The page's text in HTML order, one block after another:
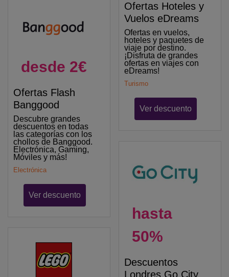
desde 2€
Ofertas Flash
Banggood
Descubre grandes
descuentos en todas
las categorías con los
chollos de Banggood.
Electrónica, Gaming,
Móviles y más!
Electrónica
Ver descuento
Ofertas Hoteles y
Vuelos eDreams
Ofertas en vuelos,
hoteles y paquetes de
viaje por destino.
¡Disfruta de grandes
ofertas en viajes con
eDreams!
Turismo
Ver descuento
hasta
50%
Descuentos
Londres Go City